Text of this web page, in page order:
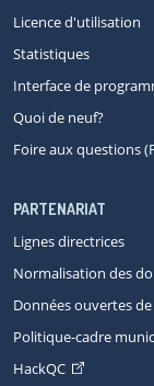
Licence d'utilisation
Statistiques
Interface de
Quoi de neuf?
Foire aux questions
PARTENARIAT
Lignes directrices
Normalisation des
Données ouvertes
Politique-cadre
HackQC